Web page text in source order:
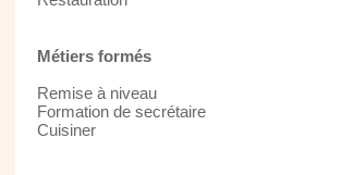
Métiers formés
Remise à niveau
Formation de secrétaire
Cuisiner